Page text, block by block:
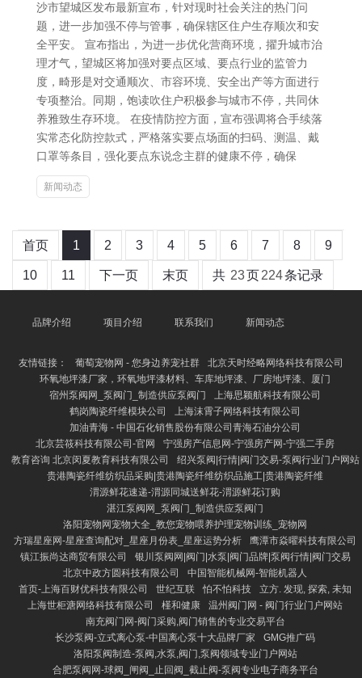
沙市望城区发布最新宣布，针对现时社会关注的热门问
题，进一步加强不停与管事，确保辖区住户生存顺次和安
全平安。 宣布指出，为进一步优化营商环境，擢升城市治
理才气，望城区将加强对要点区域、要点行业的监管力
度，畸形是对交通顺次、市容环境、安全出产等方面进行
专项整治。同期，饱读吹住户积极参与城市不停，共同休
养雅致生存环境。 在疫情防控方面，宣布强调将合手续落
实常态化防控款式，严格落实要点场面的扫码、测温、戴
口罩等条目，强化要点东说念主群的健康不停，确保
新闻动态
首页 1 2 3 4 5 6 7 8 9
10 11 下一页 末页 共 23页224条记录
品牌介绍 项目介绍 联系我们 新闻动态
友情链接： 葡萄宠物网 - 您身边养宠社群
北京天时经略网络科技有限公司
环氧地坪漆厂家，环氧地坪漆材料、车库地坪漆、厂房地坪漆、厦门
宿州泵阀网_泵阀门_制造供应泵阀门
上海思颖航科技有限公司
鹤岗陶瓷纤维模块公司
上海沫霄子网络科技有限公司
加油青海 - 中国石化销售股份有限公司青海石油分公司
北京芸筱科技有限公司-官网
宁强房产信息网-宁强房产网-宁强二手房
教育咨询 北京闵夏教育科技有限公司
绍兴泵阀|行情|阀门交易-泵阀行业门户网站
贵港陶瓷纤维纺织品采购|贵港陶瓷纤维纺织品施工|贵港陶瓷纤维
渭源鲜花速递-渭源同城送鲜花-渭源鲜花订购
湛江泵阀网_泵阀门_制造供应泵阀门
洛阳宠物网宠物大全_教您宠物喂养护理宠物训练_宠物网
方瑞星座网-星座查询配对_星座月份表_星座运势分析
鹰潭市焱曜科技有限公司
镇江振尚达商贸有限公司
银川泵阀网|阀门|水泵|阀门品牌|泵阀行情|阀门交易
北京中政方圆科技有限公司
中国智能机械网-智能机器人
首页-上海百财优科技有限公司
世纪互联 怕不怕科技
立方. 发现, 探索, 未知
上海世柜溏网络科技有限公司
槿和健康
温州阀门网 - 阀门行业门户网站
南充阀门网-阀门采购,阀门销售的专业交易平台
长沙泵阀-立式离心泵-中国离心泵十大品牌厂家
GMG推广码
洛阳泵阀制造-泵阀,水泵,阀门,泵阀领域专业门户网站
合肥泵阀网-球阀_闸阀_止回阀_截止阀-泵阀专业电子商务平台